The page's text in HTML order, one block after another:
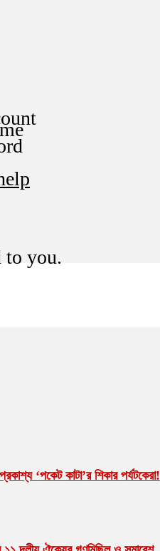
to you.
‘পকেট কাটা’র শিকার পর্যটকেরা!